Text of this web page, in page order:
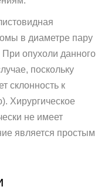
в диаметре пару
При опухоли данного
поскольку
склонность к
Хирургическое
не имеет
является простым